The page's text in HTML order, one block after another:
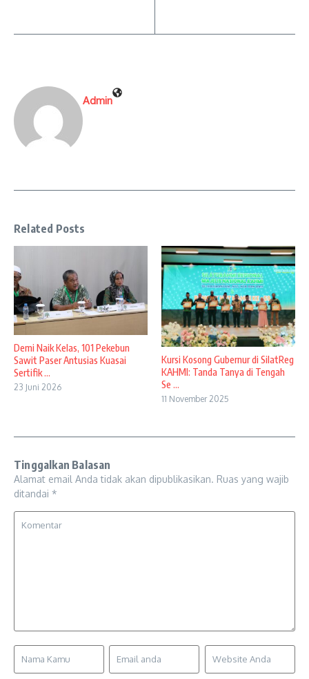
Admin
Related Posts
Demi Naik Kelas, 101 Pekebun
Sawit Paser Antusias Kuasai
Sertifik ...
23 Juni 2026
Kursi Kosong Gubernur di SilatReg
KAHMI: Tanda Tanya di Tengah
Se ...
11 November 2025
Tinggalkan Balasan
Alamat email Anda tidak akan dipublikasikan. Ruas yang wajib
ditandai *